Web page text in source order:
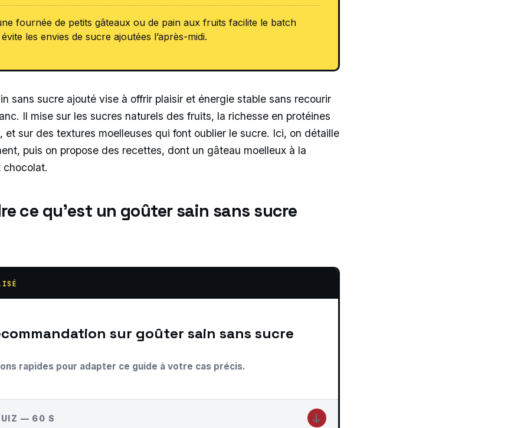
fournée de petits gâteaux ou de pain aux fruits facilite le batch
les envies de sucre ajoutées l’après-midi.
sans sucre ajouté vise à offrir plaisir et énergie stable sans recourir
Il mise sur les sucres naturels des fruits, la richesse en protéines
et sur des textures moelleuses qui font oublier le sucre. Ici, on détaille
puis on propose des recettes, dont un gâteau moelleux à la
chocolat.
ce qu’est un goûter sain sans sucre
rapides pour adapter ce guide à votre cas précis.
— 60 S ↓